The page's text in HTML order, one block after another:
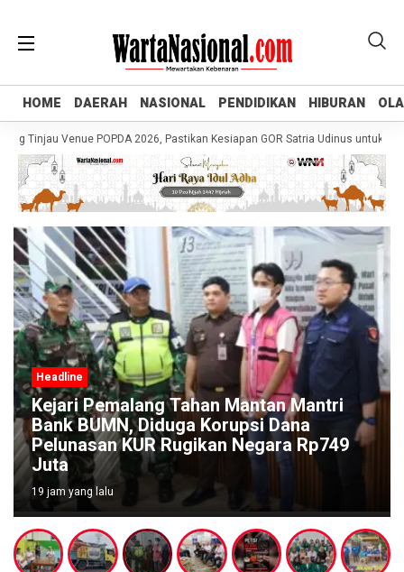
HOME DAERAH NASIONAL PENDIDIKAN HIBURAN
HOME DAERAH NASIONAL PENDIDIKAN HIBURAN
Tinjau Venue POPDA 2026, Pastikan Kesiapan GOR Satria Udinus untuk
Headline
Ketum PTMSI Jateng Lukas Arry Dwiko
Utomo Survei Venue Tenis Meja
PORPROV Jateng XVII 2026, Pastikan
Kesiapan dan Dorong UMKM Lokal
2 hari yang lalu